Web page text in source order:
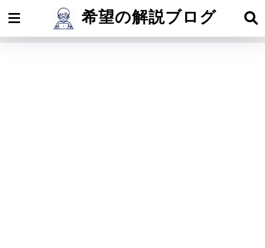
希望の解説ブログ